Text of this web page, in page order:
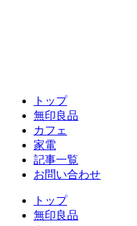
トップ
無印良品
カフェ
家電
記事一覧
お問い合わせ
トップ
無印良品